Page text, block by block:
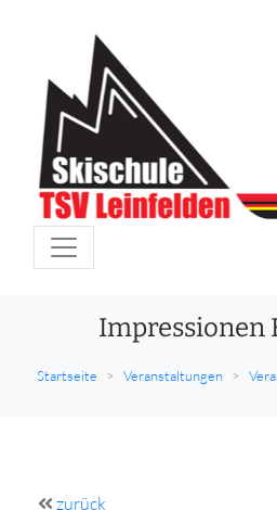
Impressionen
Startseite Veranstaltungen
zurück